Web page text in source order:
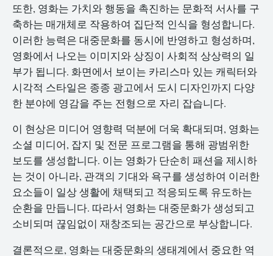
또한, 영화는 가치와 행동을 촉진하는 문화적 서사를 구
축하는 매개체로 작용하여 집단적 인식을 형성합니다.
이러한 능력은 대중문화를 동시에 반영하고 형성하며,
영화에서 나오는 이미지와 상징이 사회적 상상력의 일
부가 됩니다. 화면에서 보이는 카리스마 있는 캐릭터와
시각적 스타일은 종종 광고에서 도시 디자인까지 다양
한 분야에 영감을 주는 전형으로 자리 잡습니다.
이 현상은 미디어 영향력 덕분에 더욱 확대되며, 영화는
소셜 미디어, 잡지 및 전문 프로그램을 통해 광범위한
보도를 생성합니다. 이는 영화가 단순히 패션을 제시하
는 것이 아니라, 관객의 기대와 욕구를 생성하여 이러한
요소들이 일상 생활에 채택되고 적응되도록 유도하는
순환을 만듭니다. 따라서 영화는 대중문화가 생성되고
소비되며 끊임없이 재창조되는 공간으로 부상합니다.
결론적으로, 영화는 대중문화의 생태계에서 중요한 역